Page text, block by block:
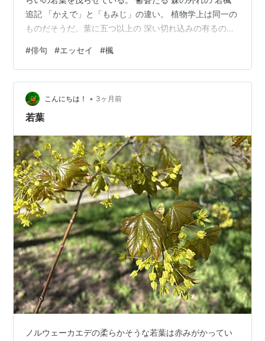
追記 「かえで」と「もみじ」の違い。 植物学上は同一の
ものだそうだ。葉に五つ以上の 深い切れ込みの有るのが
い。
#俳句 #エッセイ #楓
こんにちは！ • 3ヶ月前
若葉
ノルウェーカエデの柔らかそうな若葉は赤みがかってい